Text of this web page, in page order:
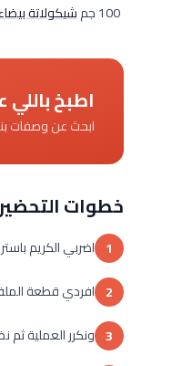
100 جم
شيكولاتة
اطبخ
ابحث عن وصفات
خطوات
1 اضربي الكريم
2 افردي قطعة
3 ونكرر العملية